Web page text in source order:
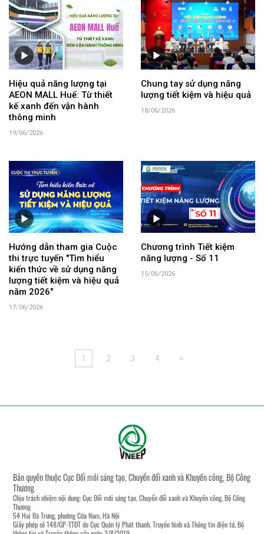
Hiệu quả năng lượng tại
AEON MALL Huế: Từ thiết
kế xanh đến vận hành
thông minh
19/06/2026
Chung tay sử dụng năng
lượng tiết kiệm và hiệu quả
18/06/2026
Hướng dẫn tham gia Cuộc
thi trực tuyến "Tìm hiểu
kiến thức về sử dụng năng
lượng tiết kiệm và hiệu quả
năm 2026"
17/06/2026
Chương trình Tiết kiệm
năng lượng - Số 11
15/06/2026
1 2 3 4 >
Bản quyền thuộc Cục Đổi mới sáng tạo, Chuyển đổi xanh và Khuyến công, Bộ Công
Thương
Chịu trách nhiệm nội dung: Cục Đổi mới sáng tạo, Chuyển đổi xanh và Khuyến công, Bộ Công
Thương
54 Hai Bà Trưng, phường Cửa Nam, Hà Nội
Giấy phép số 148/GP-TTĐT do Cục Quản lý Phát thanh, Truyền hình và Thông tin điện tử, Bộ